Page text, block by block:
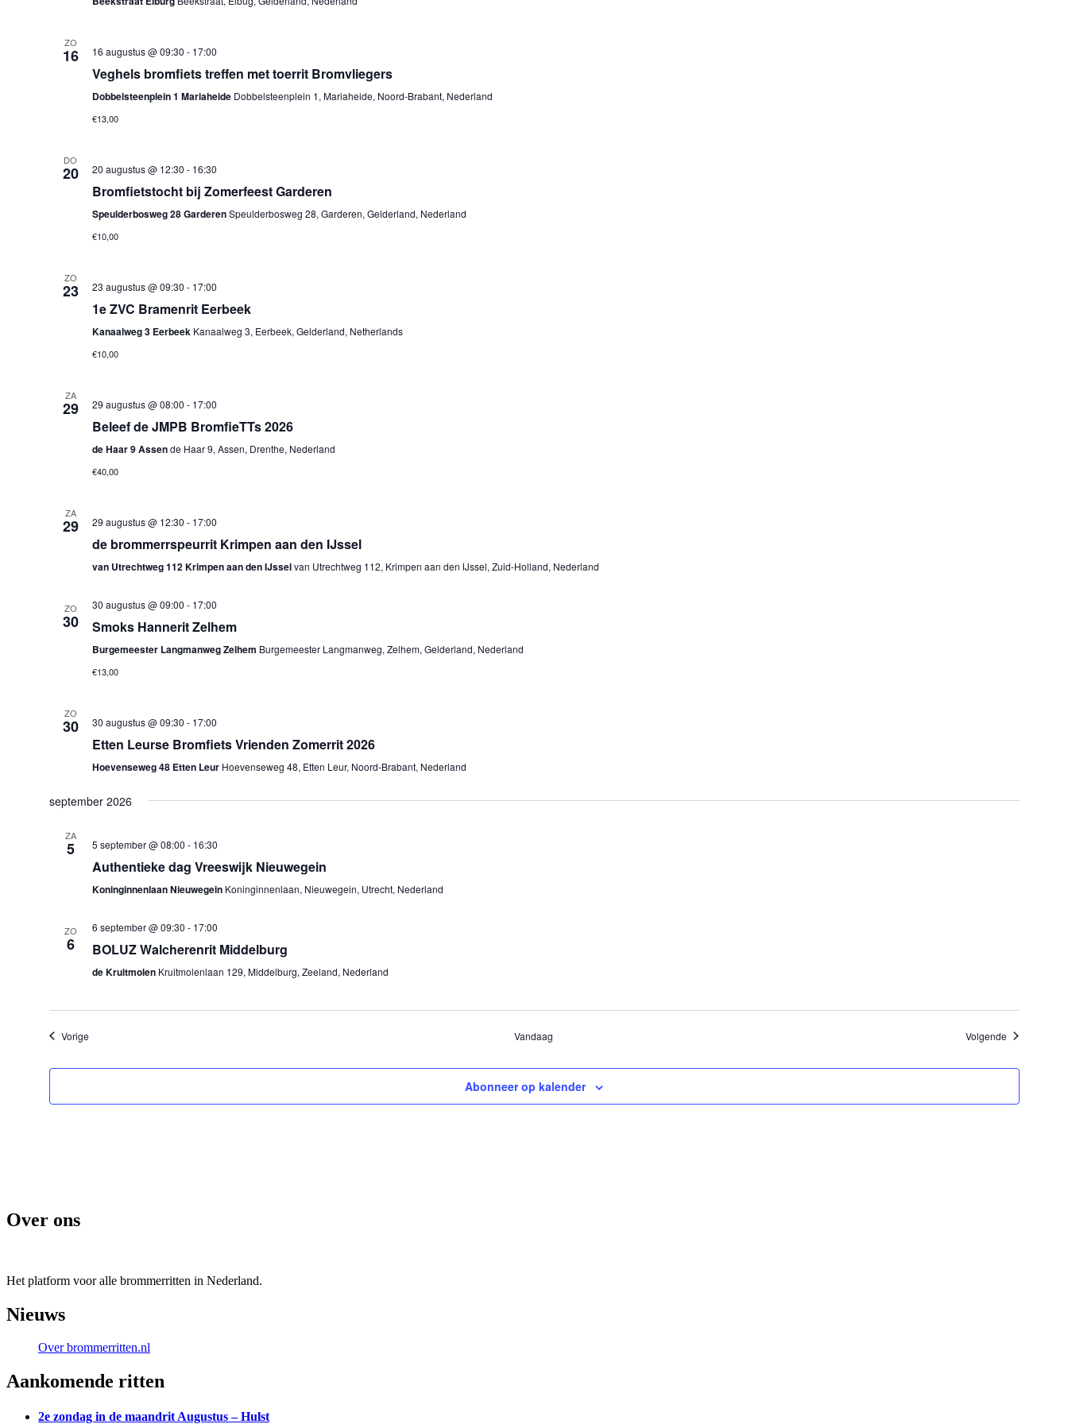
ZO
16 16 augustus @ 09:30 - 17:00
Veghels bromfiets treffen met toerrit Bromvliegers
Dobbelsteenplein 1 Mariaheide Dobbelsteenplein 1, Mariaheide, Noord-Brabant, Nederland
€13,00
DO
20 20 augustus @ 12:30 - 16:30
Bromfietstocht bij Zomerfeest Garderen
Speulderbosweg 28 GarderenSpeulderbosweg 28, Garderen, Gelderland, Nederland
€10,00
ZO
23 23 augustus @ 09:30 - 17:00
1e ZVC Bramenrit Eerbeek
Kanaalweg 3 Eerbeek Kanaalweg 3, Eerbeek, Gelderland, Netherlands
€10,00
ZA
29 29 augustus @ 08:00 - 17:00
Beleef de JMPB BromfieTTs 2026
de Haar 9 Assende Haar 9, Assen, Drenthe, Nederland
€40,00
ZA
29 29 augustus @ 12:30 - 17:00
de brommerrspeurrit Krimpen aan den IJssel
van Utrechtweg 112 Krimpen aan den IJsselvan Utrechtweg 112, Krimpen aan den IJssel, Zuid-Holland, Nederland
ZO
30
30 augustus @ 09:00 - 17:00
Smoks Hannerit Zelhem
Burgemeester Langmanweg Zelhem Burgemeester Langmanweg, Zelhem, Gelderland, Nederland
€13,00
ZO
30 30 augustus @ 09:30 - 17:00
Etten Leurse Bromfiets Vrienden Zomerrit 2026
Hoevenseweg 48 Etten Leur Hoevenseweg 48, Etten Leur, Noord-Brabant, Nederland
september 2026
ZA
5 5 september @ 08:00 - 16:30
Authentieke dag Vreeswijk Nieuwegein
Koninginnenlaan Nieuwegein Koninginnenlaan, Nieuwegein, Utrecht, Nederland
ZO
6
6 september @ 09:30 - 17:00
BOLUZ Walcherenrit Middelburg
de Kruitmolen Kruitmolenlaan 129, Middelburg, Zeeland, Nederland
VorigeEvenementen Vandaag Volgende Evenementen
Abonneer op kalender
Over ons
Het platform voor alle brommerritten in Nederland.
Nieuws
Over brommerritten.nl
Aankomende ritten
2e zondag in de maandrit Augustus – Hulst